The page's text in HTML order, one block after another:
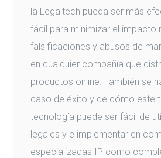
la Legaltech pueda ser más
fácil para minimizar el impacto
falsificaciones y abusos de
en cualquier compañía que
productos online. También se
caso de éxito y de cómo este
tecnología puede ser fácil de
legales y e implementar en
especializadas IP como